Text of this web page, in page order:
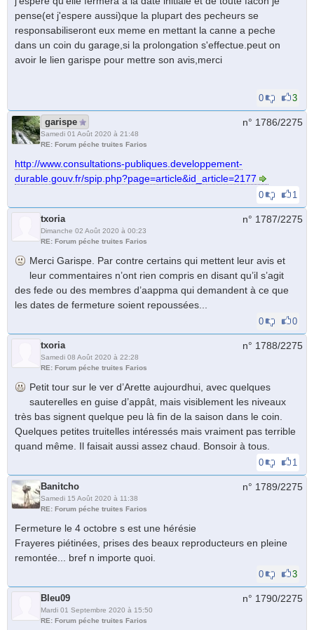
pense(et j'espere aussi)que la plupart des pecheurs se
responsabiliseront eux meme en mettant la canne a peche
dans un coin du garage,si la prolongation s'effectue.peut on
avoir le lien garispe pour mettre son avis,merci
0 3
garispe
Samedi 01 Août 2020 à 21:48
RE: Forum péche truites Farios
n° 1786/2275
http://www.consultations-publiques.developpement-
durable.gouv.fr/spip.php?page=article&id_article=2177
0 1
txoria
Dimanche 02 Août 2020 à 00:23
RE: Forum péche truites Farios
n° 1787/2275
Merci Garispe. Par contre certains qui mettent leur avis et
leur commentaires n’ont rien compris en disant qu’il s’agit
des fede ou des membres d’aappma qui demandent à ce que
les dates de fermeture soient repoussées...
0 0
txoria
Samedi 08 Août 2020 à 22:28
RE: Forum péche truites Farios
n° 1788/2275
Petit tour sur le ver d’Arette aujourdhui, avec quelques
sauterelles en guise d’appât, mais visiblement les niveaux
très bas signent quelque peu là fin de la saison dans le coin.
Quelques petites truitelles intéressés mais vraiment pas terrible
quand même. Il faisait aussi assez chaud. Bonsoir à tous.
0 1
Banitcho
Samedi 15 Août 2020 à 11:38
RE: Forum péche truites Farios
n° 1789/2275
Fermeture le 4 octobre s est une hérésie
Frayeres piétinées, prises des beaux reproducteurs en pleine
remontée... bref n importe quoi.
0 3
Bleu09
Mardi 01 Septembre 2020 à 15:50
RE: Forum péche truites Farios
n° 1790/2275